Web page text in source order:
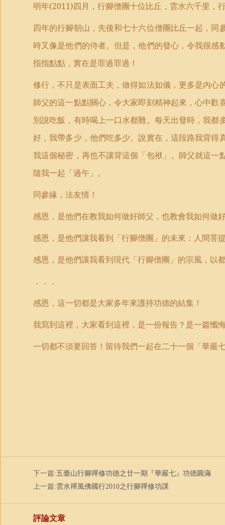
明年(2011)四月，行腳僧團十位比丘，雲水六千里，
四年的行腳朝山，先後和七十六位僧團比丘一起，
時又像是他們的侍者。但是，他們的發心，令我很
指指點點，實在是罪過罪過！
修行，不只是表面工夫，做得如法如儀，更多是內
師父的這一點點關心，令大家即刻精神起來，心中
別說吃飯，有時喝上一口水都難。每天出發時，我
好，我帶多少，他們吃多少。說實在，這段路我背
我這個秘密，再也不讓背這個「包袱」。師父就這
隨我一起「過午」。
同參緣，法友情！
感恩，是他們在教我如何做好師父，也教會我如何做
感恩，是他們讓我看到「行腳僧團」的未來：人間菩
感恩，是他們讓我看到現代「行腳僧團」的宗風，以
．．．
感恩，這一切都是大家多年來護持功德的結集！
我寫到這裡，大家看到這裡，是一份報告？是一篇懺
一切都不須要回答！留待我們一起在二十一個「華嚴
下一篇:五臺山行腳禪修功德之廿一期『華嚴七』功德圓滿
上一篇:雲水禪風佛國行2010之行腳禪修功課
評論文章